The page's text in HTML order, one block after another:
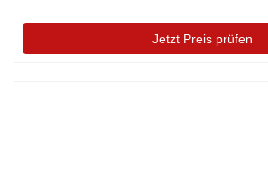
Jetzt Preis prüfen